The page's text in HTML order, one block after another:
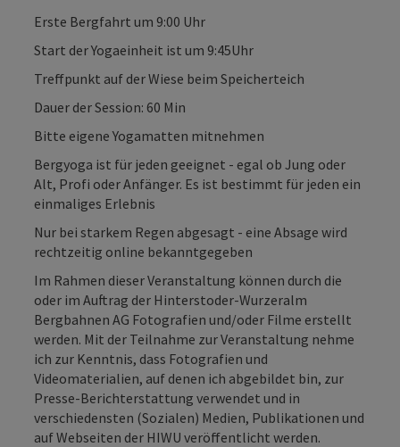
Erste Bergfahrt um 9:00 Uhr
Start der Yogaeinheit ist um 9:45Uhr
Treffpunkt auf der Wiese beim Speicherteich
Dauer der Session: 60 Min
Bitte eigene Yogamatten mitnehmen
Bergyoga ist für jeden geeignet - egal ob Jung oder
Alt, Profi oder Anfänger. Es ist bestimmt für jeden ein
einmaliges Erlebnis
Nur bei starkem Regen abgesagt - eine Absage wird
rechtzeitig online bekanntgegeben
Im Rahmen dieser Veranstaltung können durch die
oder im Auftrag der Hinterstoder-Wurzeralm
Bergbahnen AG Fotografien und/oder Filme erstellt
werden. Mit der Teilnahme zur Veranstaltung nehme
ich zur Kenntnis, dass Fotografien und
Videomaterialien, auf denen ich abgebildet bin, zur
Presse-Berichterstattung verwendet und in
verschiedensten (Sozialen) Medien, Publikationen und
auf Webseiten der HIWU veröffentlicht werden.